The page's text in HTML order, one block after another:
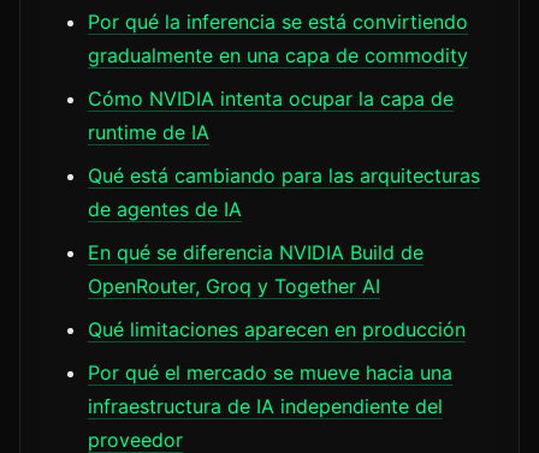
Por qué la inferencia se está convirtiendo
gradualmente en una capa de commodity
Cómo NVIDIA intenta ocupar la capa de
runtime de IA
Qué está cambiando para las arquitecturas
de agentes de IA
En qué se diferencia NVIDIA Build de
OpenRouter, Groq y Together AI
Qué limitaciones aparecen en producción
Por qué el mercado se mueve hacia una
infraestructura de IA independiente del
proveedor